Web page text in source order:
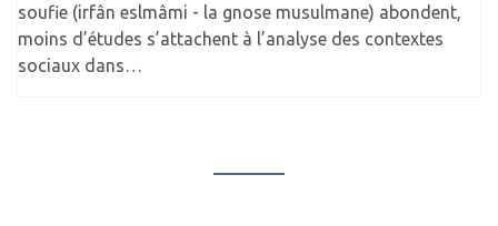
soufie (irfân eslmâmi - la gnose musulmane) abondent,
moins d’études s’attachent à l’analyse des contextes
sociaux dans…